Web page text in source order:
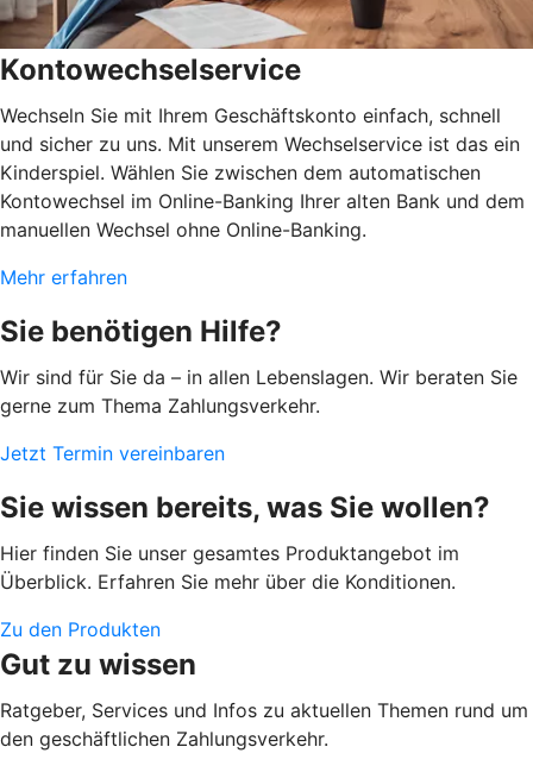
Kontowechselservice
Wechseln Sie mit Ihrem Geschäftskonto einfach, schnell
und sicher zu uns. Mit unserem Wechselservice ist das ein
Kinderspiel. Wählen Sie zwischen dem automatischen
Kontowechsel im Online-Banking Ihrer alten Bank und dem
manuellen Wechsel ohne Online-Banking.
Mehr erfahren
Sie benötigen Hilfe?
Wir sind für Sie da – in allen Lebenslagen. Wir beraten Sie
gerne zum Thema Zahlungsverkehr.
Jetzt Termin vereinbaren
Sie wissen bereits, was Sie wollen?
Hier finden Sie unser gesamtes Produktangebot im
Überblick. Erfahren Sie mehr über die Konditionen.
Zu den Produkten
Gut zu wissen
Ratgeber, Services und Infos zu aktuellen Themen rund um
den geschäftlichen Zahlungsverkehr.